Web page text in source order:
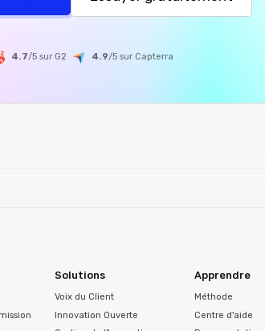
4.7/5 sur G2 4.9/5sur Capterra
Solutions
Voix du Client
Innovation Ouverte
Apprendre
Méthode
Centre d'aide